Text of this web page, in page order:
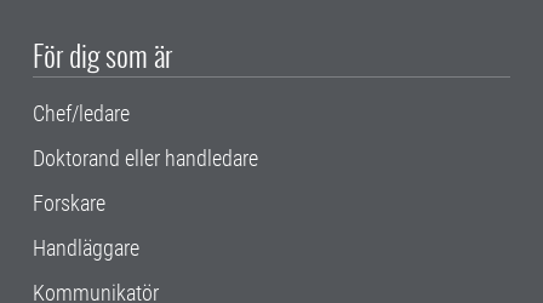
För dig som är
Chef/ledare
Doktorand eller handledare
Forskare
Handläggare
Kommunikatör